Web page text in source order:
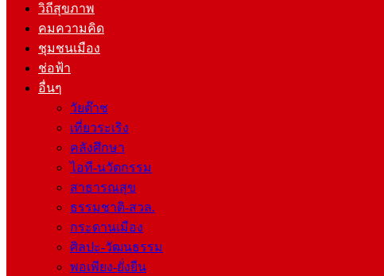
วิถีสุขภาพ
คมความคิด
ชุมชนเมือง
ช่อฟ้า
อื่นๆ
วัยต๊าช
เที่ยวระเริง
คลังศึกษา
ไอที-นวัตกรรม
สาธารณสุข
ธรรมชาติ-สวล.
กระดานเมือง
ศิลปะ-วัฒนธรรม
พอเพียง-ยั่งยืน